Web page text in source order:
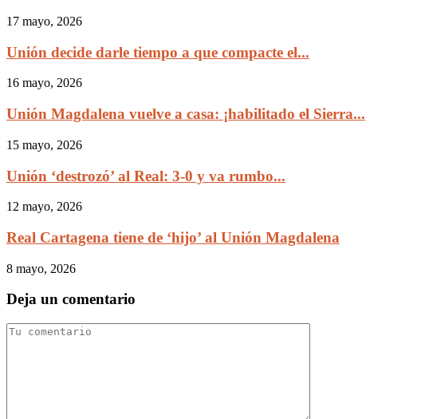
17 mayo, 2026
Unión decide darle tiempo a que compacte el...
16 mayo, 2026
Unión Magdalena vuelve a casa: ¡habilitado el Sierra...
15 mayo, 2026
Unión ‘destrozó’ al Real: 3-0 y va rumbo...
12 mayo, 2026
Real Cartagena tiene de ‘hijo’ al Unión Magdalena
8 mayo, 2026
Deja un comentario